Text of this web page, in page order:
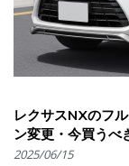
レクサスNXのフ
ン変更・今買うべ
2025/06/15